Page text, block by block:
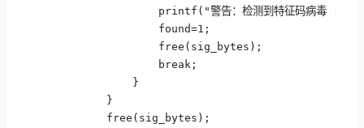
printf("警告：检测到特征码病毒 [%s]！
found=1;
free(sig_bytes);
break;
}
}
free(sig_bytes);